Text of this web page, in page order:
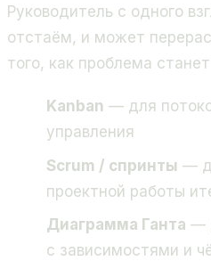
Руководитель с одного
отстаём, и может
того, как проблема
Kanban — для
управления
Scrum / спринты —
проектной работы
Диаграмма Ганта —
с зависимостями и